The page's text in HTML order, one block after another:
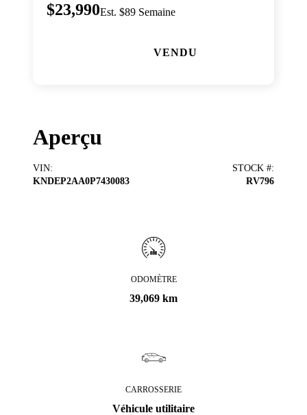
$23,990Est. $89 Semaine
VENDU
Aperçu
VIN:
KNDEP2AA0P7430083
STOCK #:
RV796
ODOMÈTRE
39,069 km
CARROSSERIE
Véhicule utilitaire